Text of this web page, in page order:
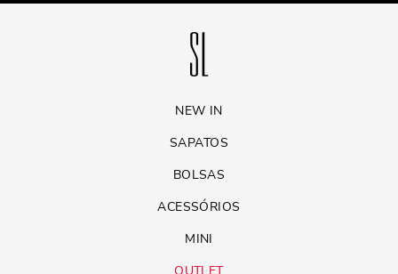
NEW IN
SAPATOS
BOLSAS
ACESSÓRIOS
MINI